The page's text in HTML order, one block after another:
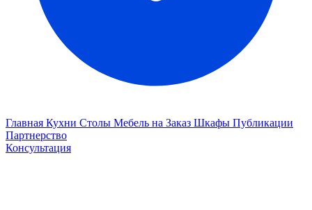
Главная Кухни Столы Мебель на Заказ Шкафы Публикации
Партнерство
Консультация